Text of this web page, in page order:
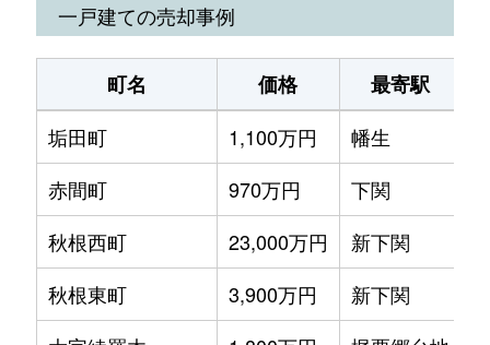
一戸建ての売却事例
町名 価格
最寄駅
垢田町
1,100万円 幡生
赤間町
970万円 下関
秋根西町
23,000万円 新下関
秋根東町
3,900万円 新下関